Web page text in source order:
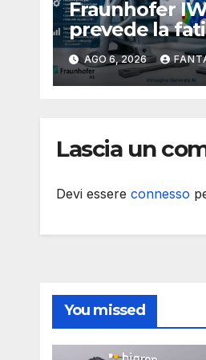
Fraunhofer
prevede la
dei
metallici
3D
AGO 6, 2026
Lascia un
Devi essere connesso
You missed